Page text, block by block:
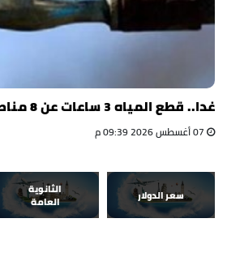
غدا.. قطع المياه 3 ساعات عن 8 مناطق بالقاهرة
سعر الدولار
الثانوية
العامة